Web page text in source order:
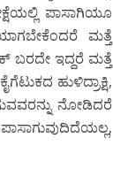
ಪಾಸಾಗಿಯೂ
ಮತ್ತೆ
ಬರದೇ ಇದ್ದರೆ ಮತ್ತೆ
ಹುಳಿದ್ರಾಕ್ಷಿ,
ನೋಡಿದರೆ